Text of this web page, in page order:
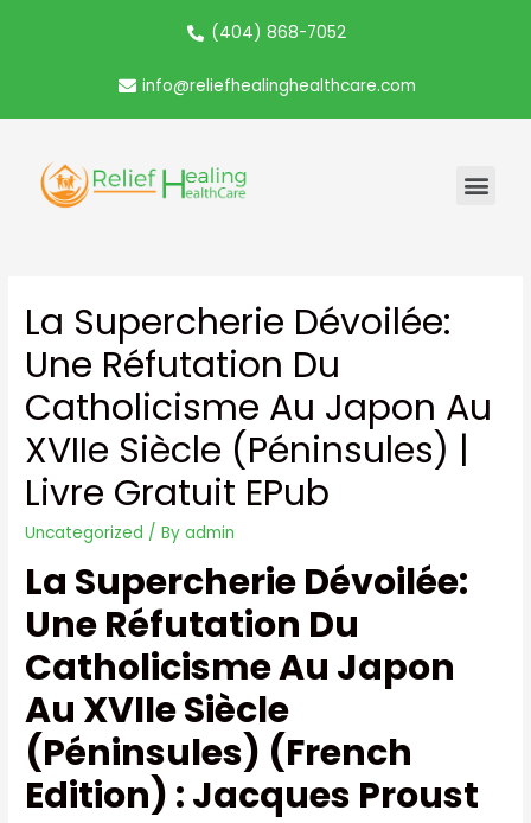
(404) 868-7052
info@reliefhealinghealthcare.com
La Supercherie Dévoilée:
Une Réfutation Du
Catholicisme Au Japon Au
XVIIe Siècle (Péninsules) |
Livre Gratuit EPub
Uncategorized / Byadmin
La Supercherie Dévoilée:
Une Réfutation Du
Catholicisme Au Japon
Au XVIIe Siècle
(Péninsules) (French
Edition) : Jacques Proust